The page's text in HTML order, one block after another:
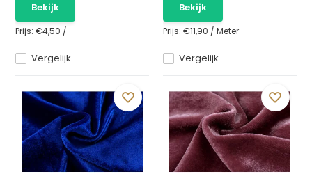
Vergelijk
Bekijk
Prijs:€4,50 /
Vergelijk
Bekijk
Prijs: €11,90 / Meter